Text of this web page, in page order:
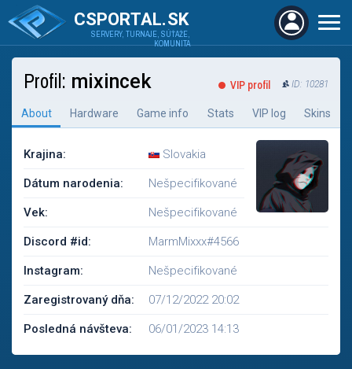
CSPORTAL.SK
SERVERY, TURNAJE, SÚŤAŽE,
KOMUNITA
Profil: mixincek VIP profil ID: 10281
About Hardware Game info Stats VIP log Skins
Krajina: Slovakia
Dátum narodenia: Nešpecifikované
Vek: Nešpecifikované
Discord #id: MarmMixxx#4566
Instagram: Nešpecifikované
Zaregistrovaný dňa: 07/12/2022 20:02
Posledná návšteva: 06/01/2023 14:13